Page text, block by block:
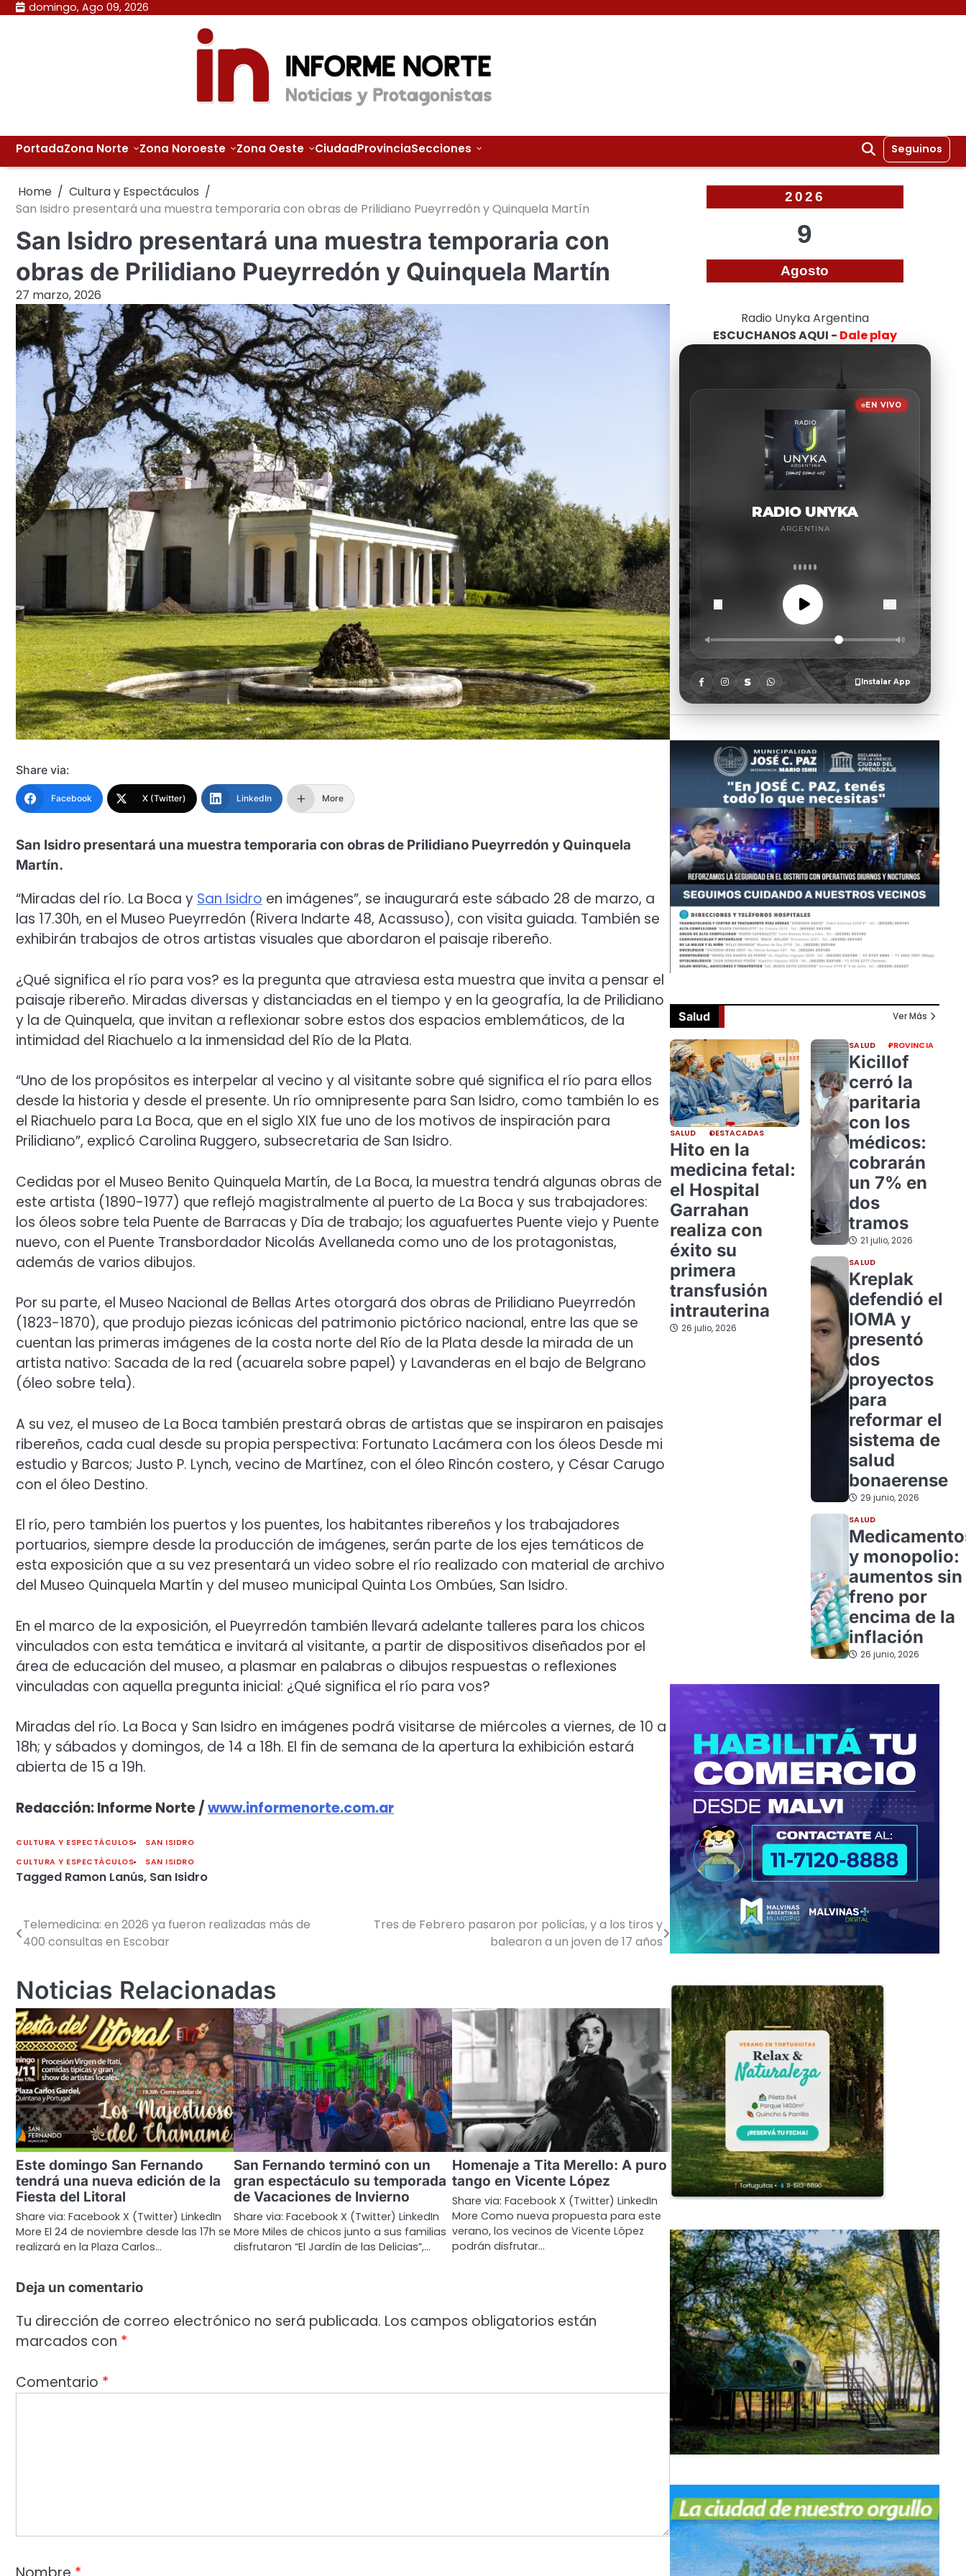
Skip domingo, Ago 09, 2026
PortadaZona Norte Zona Noroeste Zona Oeste CiudadProvinciaSecciones Seguinos
Home
Cultura y Espectáculos
San Isidro presentará una muestra temporaria con obras de Prilidiano Pueyrredón y Quinquela Martín
San Isidro presentará una muestra temporaria con
obras de Prilidiano Pueyrredón y Quinquela Martín
27 marzo, 2026
Share via:
Facebook X (Twitter) LinkedIn More
San Isidro presentará una muestra temporaria con obras de Prilidiano Pueyrredón y Quinquela
Martín.
“Miradas del río. La Boca y San Isidro en imágenes”, se inaugurará este sábado 28 de marzo, a
las 17.30h, en el Museo Pueyrredón (Rivera Indarte 48, Acassuso), con visita guiada. También se
exhibirán trabajos de otros artistas visuales que abordaron el paisaje ribereño.
¿Qué significa el río para vos? es la pregunta que atraviesa esta muestra que invita a pensar el
paisaje ribereño. Miradas diversas y distanciadas en el tiempo y en la geografía, la de Prilidiano
y la de Quinquela, que invitan a reflexionar sobre estos dos espacios emblemáticos, de la
intimidad del Riachuelo a la inmensidad del Río de la Plata.
“Uno de los propósitos es interpelar al vecino y al visitante sobre qué significa el río para ellos
desde la historia y desde el presente. Un río omnipresente para San Isidro, como también lo es
el Riachuelo para La Boca, que en el siglo XIX fue uno de los motivos de inspiración para
Prilidiano”, explicó Carolina Ruggero, subsecretaria de San Isidro.
Cedidas por el Museo Benito Quinquela Martín, de La Boca, la muestra tendrá algunas obras de
este artista (1890-1977) que reflejó magistralmente al puerto de La Boca y sus trabajadores:
los óleos sobre tela Puente de Barracas y Día de trabajo; los aguafuertes Puente viejo y Puente
nuevo, con el Puente Transbordador Nicolás Avellaneda como uno de los protagonistas,
además de varios dibujos.
Por su parte, el Museo Nacional de Bellas Artes otorgará dos obras de Prilidiano Pueyrredón
(1823-1870), que produjo piezas icónicas del patrimonio pictórico nacional, entre las que se
cuentan las primeras imágenes de la costa norte del Río de la Plata desde la mirada de un
artista nativo: Sacada de la red (acuarela sobre papel) y Lavanderas en el bajo de Belgrano
(óleo sobre tela).
A su vez, el museo de La Boca también prestará obras de artistas que se inspiraron en paisajes
ribereños, cada cual desde su propia perspectiva: Fortunato Lacámera con los óleos Desde mi
estudio y Barcos; Justo P. Lynch, vecino de Martínez, con el óleo Rincón costero, y César Carugo
con el óleo Destino.
El río, pero también los puertos y los puentes, los habitantes ribereños y los trabajadores
portuarios, siempre desde la producción de imágenes, serán parte de los ejes temáticos de
esta exposición que a su vez presentará un video sobre el río realizado con material de archivo
del Museo Quinquela Martín y del museo municipal Quinta Los Ombúes, San Isidro.
En el marco de la exposición, el Pueyrredón también llevará adelante talleres para los chicos
vinculados con esta temática e invitará al visitante, a partir de dispositivos diseñados por el
área de educación del museo, a plasmar en palabras o dibujos respuestas o reflexiones
vinculadas con aquella pregunta inicial: ¿Qué significa el río para vos?
Miradas del río. La Boca y San Isidro en imágenes podrá visitarse de miércoles a viernes, de 10 a
18h; y sábados y domingos, de 14 a 18h. El fin de semana de la apertura la exhibición estará
abierta de 15 a 19h.
Redacción: Informe Norte /www.informenorte.com.ar
CULTURA Y ESPECTÁCULOS
SAN ISIDRO
CULTURA Y ESPECTÁCULOS
SAN ISIDRO
Tagged Ramon Lanús, San Isidro
Navegación
entradas
Telemedicina: en 2026 ya fueron realizadas más de
400 consultas en Escobar
Tres de Febrero pasaron por policías, y a los tiros y
balearon a un joven de 17 años
Noticias Relacionadas
Este domingo San Fernando
tendrá una nueva edición de la
Fiesta del Litoral
Share via: Facebook X (Twitter) LinkedIn
More El 24 de noviembre desde las 17h se
realizará en la Plaza Carlos…
San Fernando terminó con un
gran espectáculo su temporada
de Vacaciones de Invierno
Share via: Facebook X (Twitter) LinkedIn
More Miles de chicos junto a sus familias
disfrutaron “El Jardín de las Delicias”,…
Homenaje a Tita Merello: A puro
tango en Vicente López
Share via: Facebook X (Twitter) LinkedIn
More Como nueva propuesta para este
verano, los vecinos de Vicente López
podrán disfrutar…
Deja un comentario
Tu dirección de correo electrónico no será publicada. Los campos obligatorios están
marcados con *
Comentario *
2026
9
Agosto
Radio Unyka Argentina
ESCUCHANOS AQUI - Dale play
Salud Ver Más
SALUD DESTACADAS
Hito en la
medicina fetal:
el Hospital
Garrahan
realiza con
éxito su
primera
transfusión
intrauterina
26 julio, 2026
SALUD PROVINCIA
Kicillof
cerró la
paritaria
con los
médicos:
cobrarán
un 7% en
dos
tramos
21 julio, 2026
SALUD
Kreplak
defendió el
IOMA y
presentó
dos
proyectos
para
reformar el
sistema de
salud
bonaerense
29 junio, 2026
SALUD
y monopolio:
aumentos sin
freno por
encima de la
inflación
26 junio, 2026